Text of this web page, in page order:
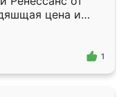
цена и
Приехавший
самый
1